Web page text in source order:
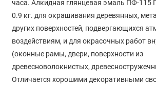
часа. Алкидная глянцевая эмаль ПФ-115
0.9 кг. для окрашивания деревянных,
других поверхностей, подвергающихся
воздействиям, и для окрасочных работ
(оконные рамы, двери, поверхности из
древесноволокнистых,
Отличается хорошими декоративными